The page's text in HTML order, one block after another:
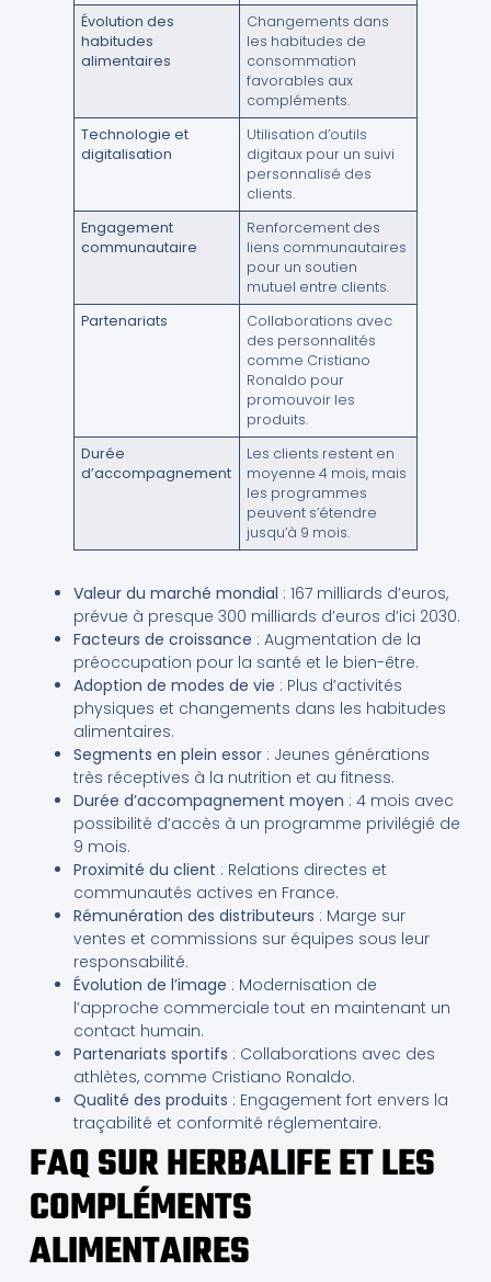
Évolution des
habitudes
alimentaires
Changements dans
les habitudes de
consommation
favorables aux
compléments.
Technologie et
digitalisation
Utilisation d’outils
digitaux pour un suivi
personnalisé des
clients.
Engagement
communautaire
Renforcement des
liens communautaires
pour un soutien
mutuel entre clients.
Partenariats
Collaborations avec
des personnalités
comme Cristiano
Ronaldo pour
promouvoir les
produits.
Durée
d’accompagnement
Les clients restent en
moyenne 4 mois, mais
les programmes
peuvent s’étendre
jusqu’à 9 mois.
Valeur du marché mondial : 167 milliards d’euros,
prévue à presque 300 milliards d’euros d’ici 2030.
Facteurs de croissance : Augmentation de la
préoccupation pour la santé et le bien-être.
Adoption de modes de vie : Plus d’activités
physiques et changements dans les habitudes
alimentaires.
Segments en plein essor: Jeunes générations
très réceptives à la nutrition et au fitness.
Durée d’accompagnement moyen : 4 mois avec
possibilité d’accès à un programme privilégié de
9 mois.
Proximité du client : Relations directes et
communautés actives en France.
Rémunération des distributeurs : Marge sur
ventes et commissions sur équipes sous leur
responsabilité.
Évolution de l’image : Modernisation de
l’approche commerciale tout en maintenant un
contact humain.
Partenariats sportifs : Collaborations avec des
athlètes, comme Cristiano Ronaldo.
Qualité des produits : Engagement fort envers la
traçabilité et conformité réglementaire.
FAQ SUR HERBALIFE ET LES
COMPLÉMENTS
ALIMENTAIRES